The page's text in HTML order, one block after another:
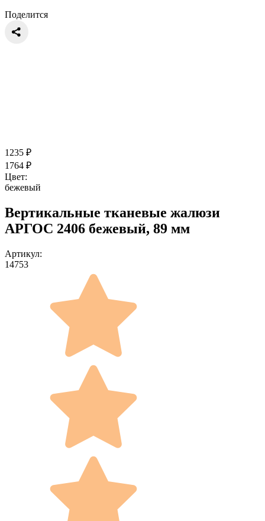
Поделится
1235 ₽
1764 ₽
Цвет:
бежевый
Вертикальные тканевые жалюзи
АРГОС 2406 бежевый, 89 мм
Артикул:
14753